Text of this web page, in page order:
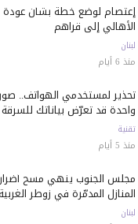
إعتصام لوضع خطة بشأن عودة
الأهالي إلى قراهم
لبنان
منذ 6 أيام
تحذير لمستخدمي الهواتف..
واحدة قد تعرّض بياناتك للسرقة
تقنية
منذ 5 أيام
مجلس الجنوب ينهي مسح أضرار
المنازل المدمّرة في زوطر الغربية
لبنان